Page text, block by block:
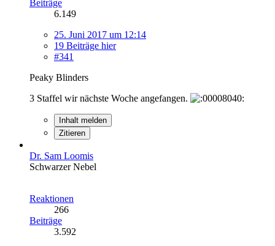
Beiträge
6.149
25. Juni 2017 um 12:14
19 Beiträge hier
#341
Peaky Blinders
3 Staffel wir nächste Woche angefangen.
Inhalt melden
Zitieren
Dr. Sam Loomis
Schwarzer Nebel
Reaktionen
266
Beiträge
3.592